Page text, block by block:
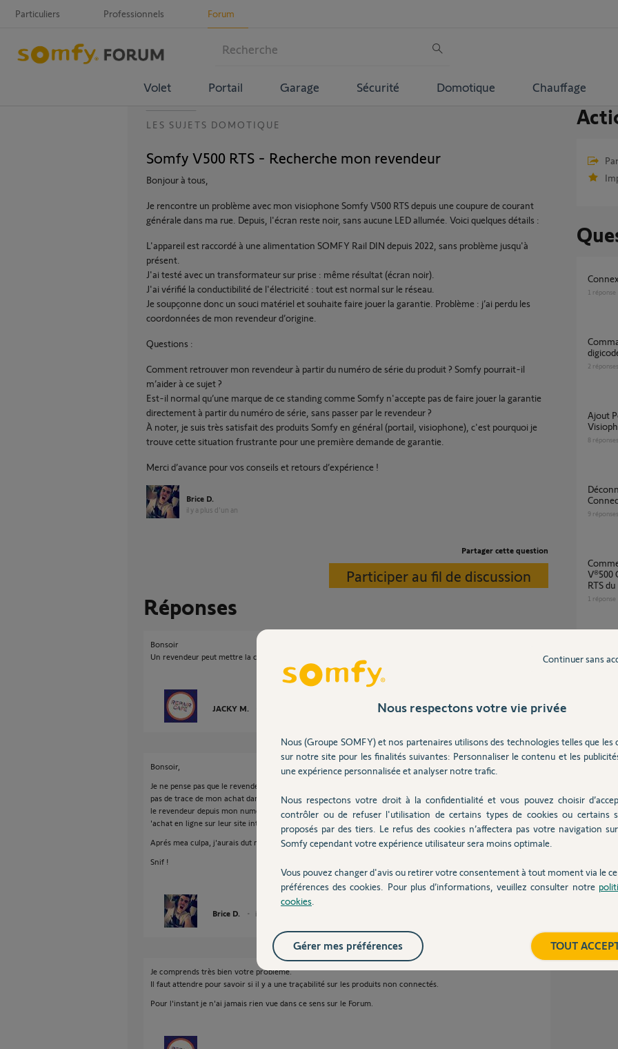
Particuliers Professionnels Forum
Volet Portail Garage Sécurité Domotique Chauffage
LES SUJETS DOMOTIQUE
Somfy V500 RTS - Recherche mon revendeur
Bonjour à tous,
Je rencontre un problème avec mon visiophone Somfy V500 RTS depuis une coupure de courant
générale dans ma rue. Depuis, l'écran reste noir, sans aucune LED allumée. Voici quelques détails :
L'appareil est raccordé à une alimentation SOMFY Rail DIN depuis 2022, sans problème jusqu'à
présent.
J'ai testé avec un transformateur sur prise : même résultat (écran noir).
J'ai vérifié la conductibilité de l'électricité : tout est normal sur le réseau.
Je soupçonne donc un souci matériel et souhaite faire jouer la garantie. Problème : j’ai perdu les
coordonnées de mon revendeur d’origine.
Questions :
Comment retrouver mon revendeur à partir du numéro de série du produit ? Somfy pourrait-il
m’aider à ce sujet ?
Est-il normal qu’une marque de ce standing comme Somfy n'accepte pas de faire jouer la garantie
directement à partir du numéro de série, sans passer par le revendeur ?
À noter, je suis très satisfait des produits Somfy en général (portail, visiophone), c'est pourquoi je
trouve cette situation frustrante pour une première demande de garantie.
Merci d’avance pour vos conseils et retours d’expérience !
Brice D.
il y a plus d'un an
Partager cette question
Participer au fil de discussion
Réponses
Bonsoir
Un revendeur peut mettre la clé sous la porte, mais il faut au moins la facture d'achat.
JACKY M.
Bonsoir,
Je ne pense pas que le revendeur a mis la clé sous la porte, je ne retrouve tout simplement
pas de trace de mon achat dans mes mails. Donc je me demande si je ne peux pas identifier
le revendeur depuis mon numéro de série. Ce qui me permettra de récupérer ma preuve d
'achat en ligne sur leur site internet.
Aprés mea culpa, j'aurais dut mettre de coté la preuve d'achat en 2022.
Snif !
Brice D. il y a plus d'un an
Je comprends très bien votre problème.
Il faut attendre pour savoir si il y a une traçabilité sur les produits non connectés.
Pour l'instant je n'ai jamais rien vue dans ce sens sur le Forum.
1 réponse
Commande portail coulissant avec V500 et
2 réponses
Ajout Portail Somfy Evolia 400 sur
8 réponses
Déconnection visiophone SOMFY V500
9 réponses
Comment appairer visiophone Somfy RTS
V®500
RTS
1 réponse
Nous respectons votre vie privée
Nous (Groupe SOMFY) et nos partenaires utilisons des technologies telles que les
sur notre site pour les finalités suivantes: Personnaliser le contenu et les
une expérience personnalisée et analyser notre trafic.
Nous respectons votre droit à la confidentialité et vous pouvez choisir
contrôler ou de refuser l'utilisation de certains types de cookies ou certains
proposés par des tiers. Le refus des cookies n’affectera pas votre navigation
Somfy cependant votre expérience utilisateur sera moins optimale.
Vous pouvez changer d'avis ou retirer votre consentement à tout moment via le
préférences des cookies. Pour plus d’informations, veuillez consulter notre
cookies
Continuer sans
TOUT
Gérer mes préférences